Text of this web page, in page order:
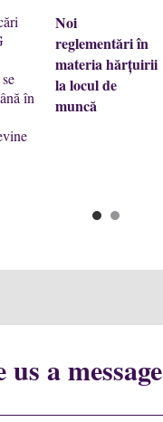
în
Noi
reglementări în
materia hărțuirii
la locul de
muncă
us a message